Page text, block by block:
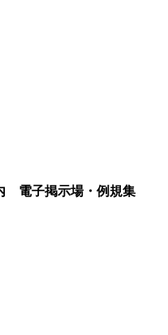
電子掲示場・例規集